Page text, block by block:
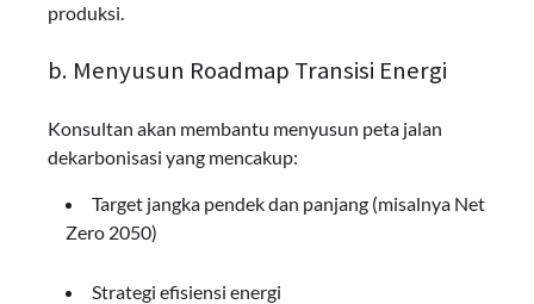
produksi.
b. Menyusun Roadmap Transisi Energi
Konsultan akan membantu menyusun peta jalan
dekarbonisasi yang mencakup:
Target jangka pendek dan panjang (misalnya Net
Zero 2050)
Strategi efisiensi energi